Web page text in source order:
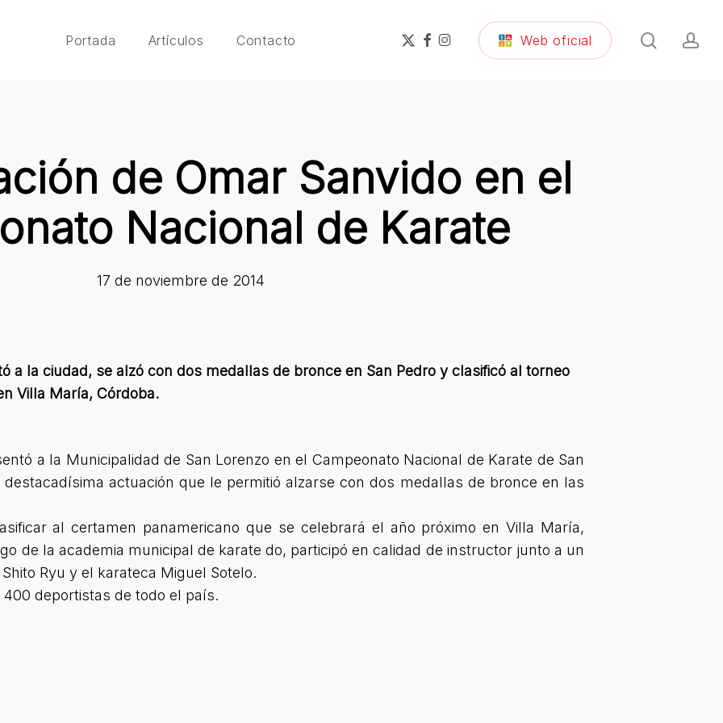
Portada Artículos Contacto
x-
twitter
facebook
instagram Web oficial search
de Omar Sanvido en el
Nacional de Karate
17 de noviembre de 2014
a la ciudad, se alzó con dos medallas de bronce en San Pedro y clasificó al torneo
Villa María, Córdoba.
a la Municipalidad de San Lorenzo en el Campeonato Nacional de Karate de San
actuación que le permitió alzarse con dos medallas de bronce en las
al certamen panamericano que se celebrará el año próximo en Villa María,
de la academia municipal de karate do, participó en calidad de instructor junto a un
Ryu y el karateca Miguel Sotelo.
deportistas de todo el país.